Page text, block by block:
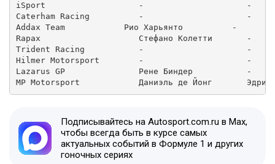
iSport                   -                     -
Caterham Racing          -                     -
Addax Team            Рио Харьянто          -
Rapax                    Стефано Колетти       -
Trident Racing           -                     -
Hilmer Motorsport        -                     -
Lazarus GP               Рене Биндер           -
Подписывайтесь на Autosport.com.ru в Max,
чтобы всегда быть в курсе самых
актуальных событий в Формуле 1 и других
гоночных сериях